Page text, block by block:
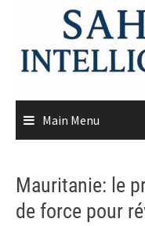
content
Main Menu
Mauritanie: le
de force pour